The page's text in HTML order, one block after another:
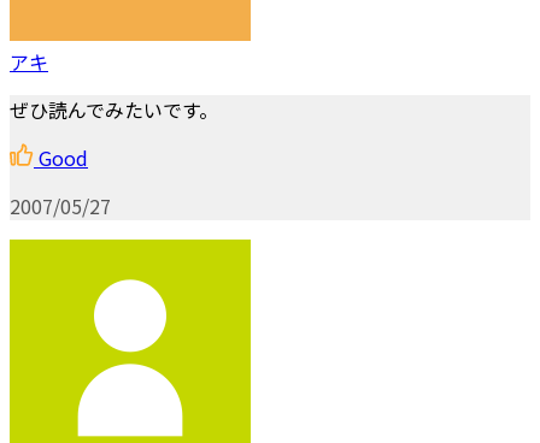
アキ
ぜひ読んでみたいです。
Good
2007/05/27